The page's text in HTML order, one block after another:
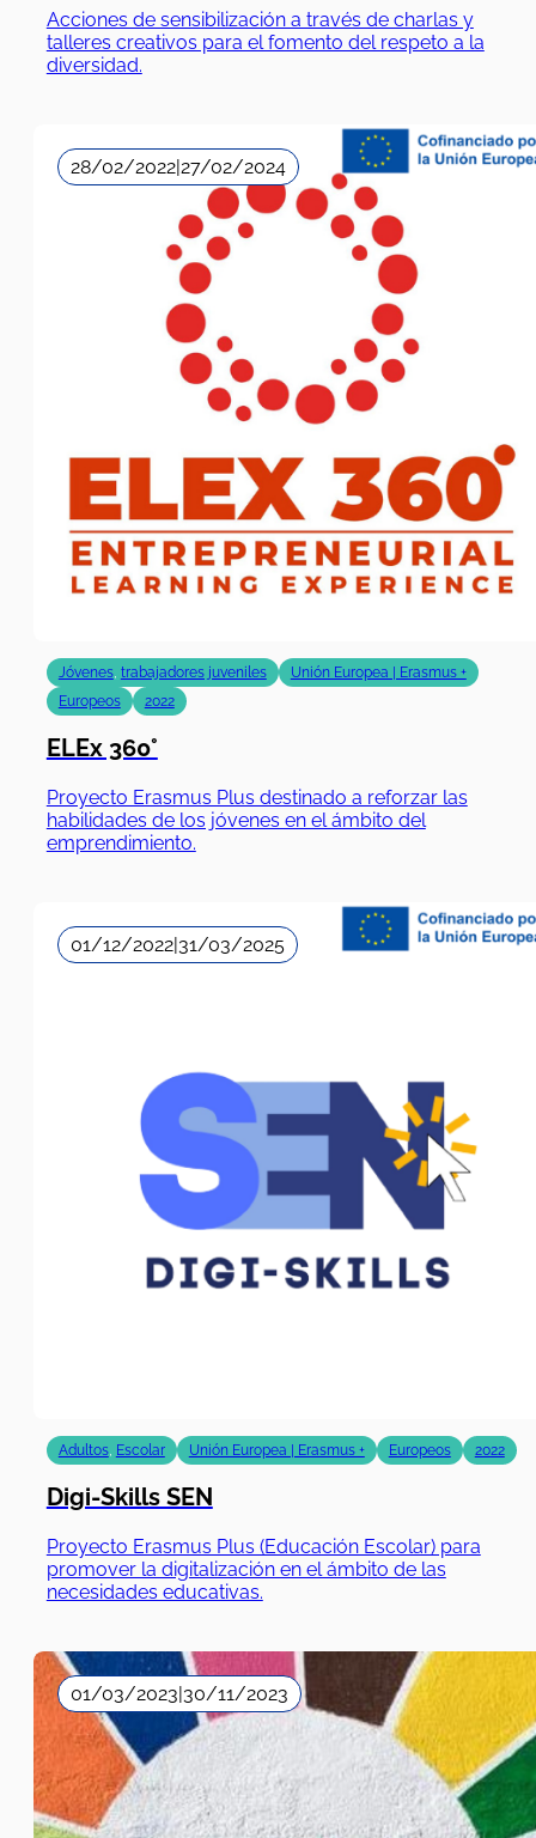
Acciones de sensibilización a través de charlas y
talleres creativos para el fomento del respeto a la
diversidad.
28/02/2022|27/02/2024
Jóvenes, trabajadores juveniles
Unión Europea | Erasmus +
Europeos
2022
ELEx 360°
Proyecto Erasmus Plus destinado a reforzar las
habilidades de los jóvenes en el ámbito del
emprendimiento.
01/12/2022|31/03/2025
Adultos, Escolar Unión Europea | Erasmus + Europeos 2022
Digi-Skills SEN
Proyecto Erasmus Plus (Educación Escolar) para
promover la digitalización en el ámbito de las
necesidades educativas.
01/03/2023|30/11/2023